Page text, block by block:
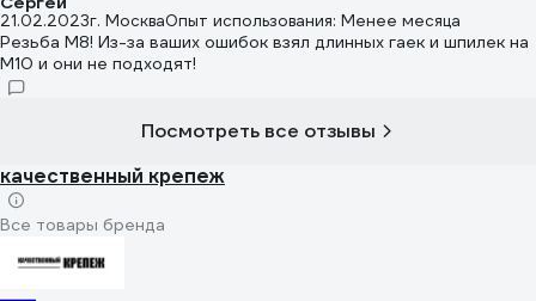
21.02.2023г. МоскваОпыт использования: Менее месяца
Резьба М8! Из-за ваших ошибок взял длинных гаек и шпилек на
М10 и они не подходят!
Посмотреть все отзывы
качественный крепеж
Все товары бренда